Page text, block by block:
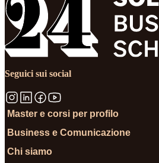
Seguici sui social
Master e corsi per profilo
Business e Comunicazione
Chi siamo